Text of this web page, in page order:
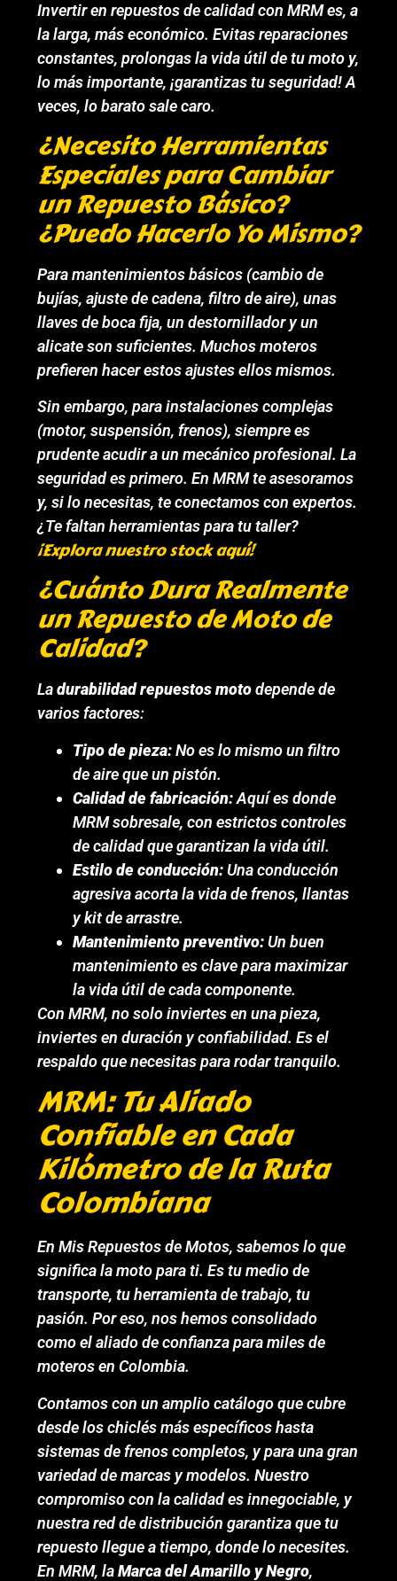
Invertir en repuestos de calidad con MRM es, a
la larga, más económico. Evitas reparaciones
constantes, prolongas la vida útil de tu moto y,
lo más importante, ¡garantizas tu seguridad! A
veces, lo barato sale caro.
¿Necesito Herramientas
Especiales para Cambiar
un Repuesto Básico?
¿Puedo Hacerlo Yo Mismo?
Para mantenimientos básicos (cambio de
bujías, ajuste de cadena, filtro de aire), unas
llaves de boca fija, un destornillador y un
alicate son suficientes. Muchos moteros
prefieren hacer estos ajustes ellos mismos.
Sin embargo, para instalaciones complejas
(motor, suspensión, frenos), siempre es
prudente acudir a un mecánico profesional. La
seguridad es primero. En MRM te asesoramos
y, si lo necesitas, te conectamos con expertos.
¿Te faltan herramientas para tu taller?
¡Explora nuestro stock aquí!
¿Cuánto Dura Realmente
un Repuesto de Moto de
Calidad?
Ladurabilidad repuestos motodepende de
varios factores:
Tipo de pieza:No es lo mismo un filtro
de aire que un pistón.
Calidad de fabricación:Aquí es donde
MRM sobresale, con estrictos controles
de calidad que garantizan la vida útil.
Estilo de conducción:Una conducción
agresiva acorta la vida de frenos, llantas
y kit de arrastre.
Mantenimiento preventivo:Un buen
mantenimiento es clave para maximizar
la vida útil de cada componente.
Con MRM, no solo inviertes en una pieza,
inviertes en duración y confiabilidad. Es el
respaldo que necesitas para rodar tranquilo.
MRM: Tu Aliado
Confiable en Cada
Kilómetro de la Ruta
Colombiana
En Mis Repuestos de Motos, sabemos lo que
significa la moto para ti. Es tu medio de
transporte, tu herramienta de trabajo, tu
pasión. Por eso, nos hemos consolidado
como el aliado de confianza para miles de
moteros en Colombia.
Contamos con un amplio catálogo que cubre
desde los chiclés más específicos hasta
sistemas de frenos completos, y para una gran
variedad de marcas y modelos. Nuestro
compromiso con la calidad es innegociable, y
nuestra red de distribución garantiza que tu
repuesto llegue a tiempo, donde lo necesites.
En MRM, laMarca del Amarillo y Negro,